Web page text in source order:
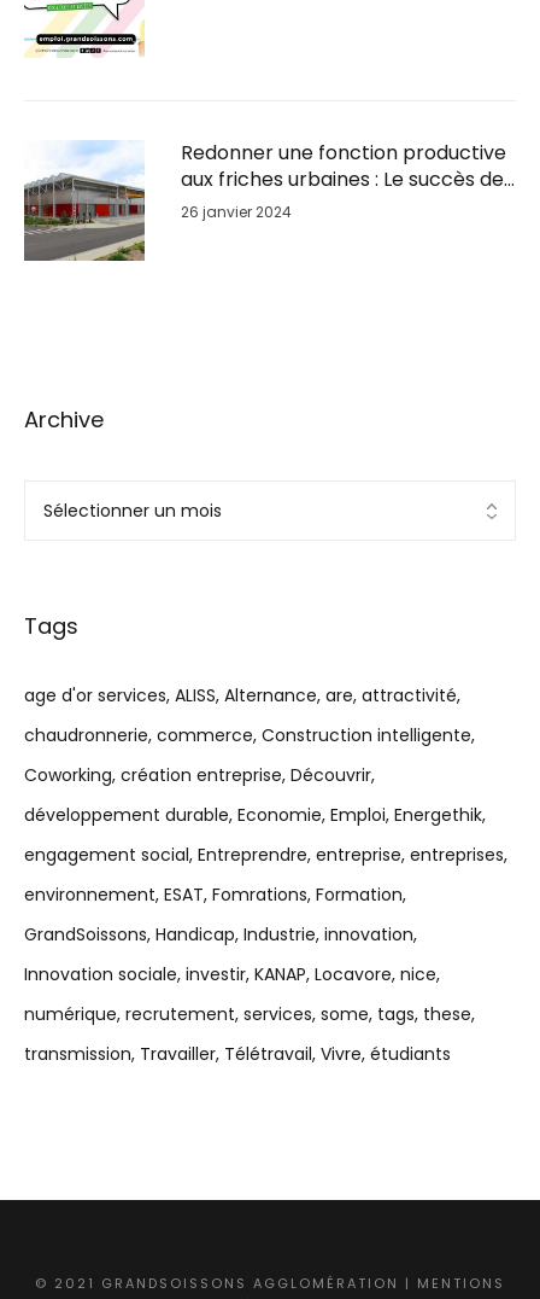
Redonner une fonction productive
aux friches urbaines : Le succès de
la reconversion du Parc BSL à
26 janvier 2024
Archive
Tags
age d'or services ALISS Alternance are attractivité
chaudronnerie commerce Construction intelligente
Coworking création entreprise Découvrir
développement durable Economie Emploi Energethik
engagement social Entreprendre entreprise entreprises
environnement ESAT Fomrations Formation
GrandSoissons Handicap Industrie innovation
Innovation sociale investir KANAP Locavore nice
numérique recrutement services some tags these
transmission Travailler Télétravail Vivre étudiants
© 2021 GRANDSOISSONS AGGLOMÉRATION | MENTIONS